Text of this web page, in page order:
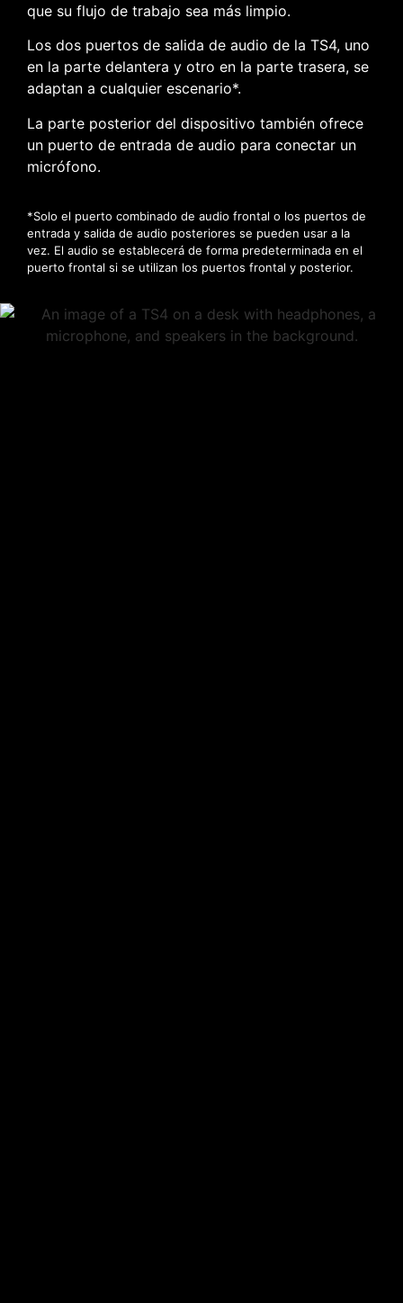
que su flujo de trabajo sea más limpio.
Los dos puertos de salida de audio de la TS4, uno
en la parte delantera y otro en la parte trasera, se
adaptan a cualquier escenario*.
La parte posterior del dispositivo también ofrece
un puerto de entrada de audio para conectar un
micrófono.
*Solo el puerto combinado de audio frontal o los puertos de
entrada y salida de audio posteriores se pueden usar a la
vez. El audio se establecerá de forma predeterminada en el
puerto frontal si se utilizan los puertos frontal y posterior.